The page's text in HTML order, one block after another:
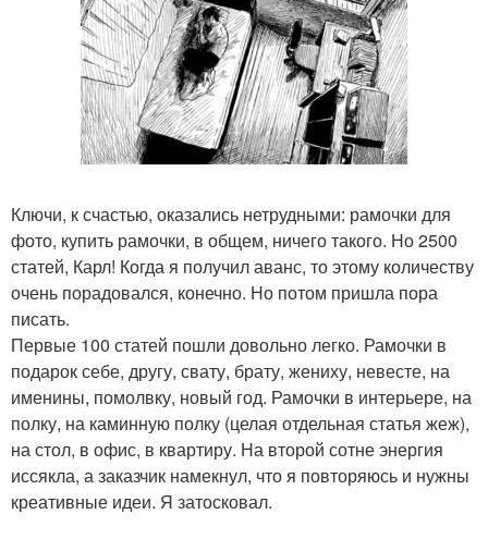
Ключи, к счастью, оказались нетрудными: рамочки для
фото, купить рамочки, в общем, ничего такого. Но 2500
статей, Карл! Когда я получил аванс, то этому количеству
очень порадовался, конечно. Но потом пришла пора
писать.
Первые 100 статей пошли довольно легко. Рамочки в
подарок себе, другу, свату, брату, жениху, невесте, на
именины, помолвку, новый год. Рамочки в интерьере, на
полку, на каминную полку (целая отдельная статья жеж),
на стол, в офис, в квартиру. На второй сотне энергия
иссякла, а заказчик намекнул, что я повторяюсь и нужны
креативные идеи. Я затосковал.